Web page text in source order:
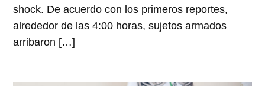
shock. De acuerdo con los primeros reportes,
alrededor de las 4:00 horas, sujetos armados
arribaron […]